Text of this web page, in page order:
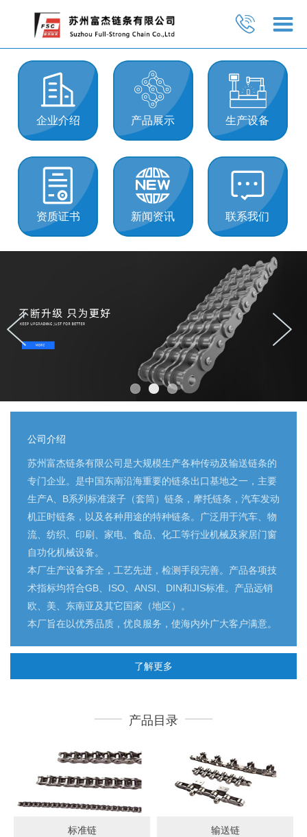
企业介绍 产品展示 生产设备
资质证书 新闻资讯 联系我们
公司介绍
苏州富杰链条有限公司是大规模生产各种传动及输送链条的
专门企业。是中国东南沿海重要的链条出口基地之一，主要
生产A、B系列标准滚子（套筒）链条，摩托链条，汽车发动
机正时链条，以及各种用途的特种链条。广泛用于汽车、物
流、纺织、印刷、家电、食品、化工等行业机械及家居门窗
自功化机械设备。
本厂生产设备齐全，工艺先进，检测手段完善。产品各项技
术指标均符合GB、ISO、ANSI、DIN和JIS标准。产品远销
欧、美、东南亚及其它国家（地区）。
本厂旨在以优秀品质，优良服务，使海内外广大客户满意。
了解更多
产品目录
标准链 输送链